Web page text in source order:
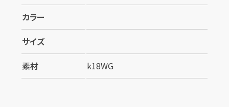
カラー
サイズ
素材
k18WG